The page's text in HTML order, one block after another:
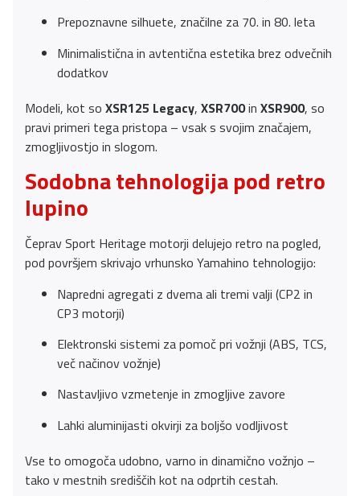
Prepoznavne silhuete, značilne za 70. in 80. leta
Minimalistična in avtentična estetika brez odvečnih
dodatkov
Modeli, kot so XSR125 Legacy, XSR700in XSR900, so
pravi primeri tega pristopa – vsak s svojim značajem,
zmogljivostjo in slogom.
Sodobna tehnologija pod retro
lupino
Čeprav Sport Heritage motorji delujejo retro na pogled,
pod površjem skrivajo vrhunsko Yamahino tehnologijo:
Napredni agregati z dvema ali tremi valji (CP2 in
CP3 motorji)
Elektronski sistemi za pomoč pri vožnji (ABS, TCS,
več načinov vožnje)
Nastavljivo vzmetenje in zmogljive zavore
Lahki aluminijasti okvirji za boljšo vodljivost
Vse to omogoča udobno, varno in dinamično vožnjo –
tako v mestnih središčih kot na odprtih cestah.